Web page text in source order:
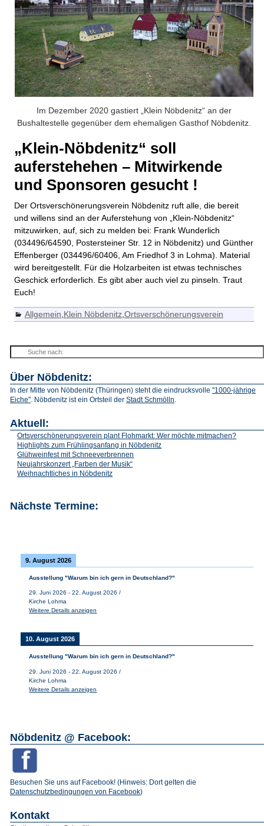
Im Dezember 2020 gastiert „Klein Nöbdenitz“ an der
Bushaltestelle gegenüber dem ehemaligen Gasthof Nöbdenitz.
„Klein-Nöbdenitz“ soll
auferstehehen – Mitwirkende
und Sponsoren gesucht !
Der Ortsverschönerungsverein Nöbdenitz ruft alle, die bereit
und willens sind an der Auferstehung von „Klein-Nöbdenitz“
mitzuwirken, auf, sich zu melden bei: Frank Wunderlich
(034496/64590, Postersteiner Str. 12 in Nöbdenitz) und Günther
Effenberger (034496/60406, Am Friedhof 3 in Lohma). Material
wird bereitgestellt. Für die Holzarbeiten ist etwas technisches
Geschick erforderlich. Es gibt aber auch viel zu pinseln. Traut
Euch!
Allgemein Klein Nöbdenitz, Ortsverschönerungsverein
Über Nöbdenitz:
In der Mitte von Nöbdenitz (Thüringen) steht die eindrucksvolle "1000-jährige
Eiche" . Nöbdenitz ist ein Ortsteil der Stadt Schmölln
Aktuell:
Ortsverschönerungsverein plant Flohmarkt: Wer möchte mitmachen?
Highlights zum Frühlingsanfang in Nöbdenitz
Glühweinfest mit Schneeverbrennen
Neujahrskonzert „Farben der Musik“
Weihnachtliches in Nöbdenitz
Nächste Termine:
9. August 2026
Ausstellung "Warum bin ich gern in Deutschland?"
29. Juni 2026 -22. August 2026 /
Kirche Lohma
Weitere Details anzeigen
10. August 2026
Ausstellung "Warum bin ich gern in Deutschland?"
29. Juni 2026 -22. August 2026 /
Kirche Lohma
Weitere Details anzeigen
Nöbdenitz @ Facebook:
Besuchen Sie uns auf Facebook! (Hinweis: Dort gelten die
Datenschutzbedingungen von Facebook)
Kontakt